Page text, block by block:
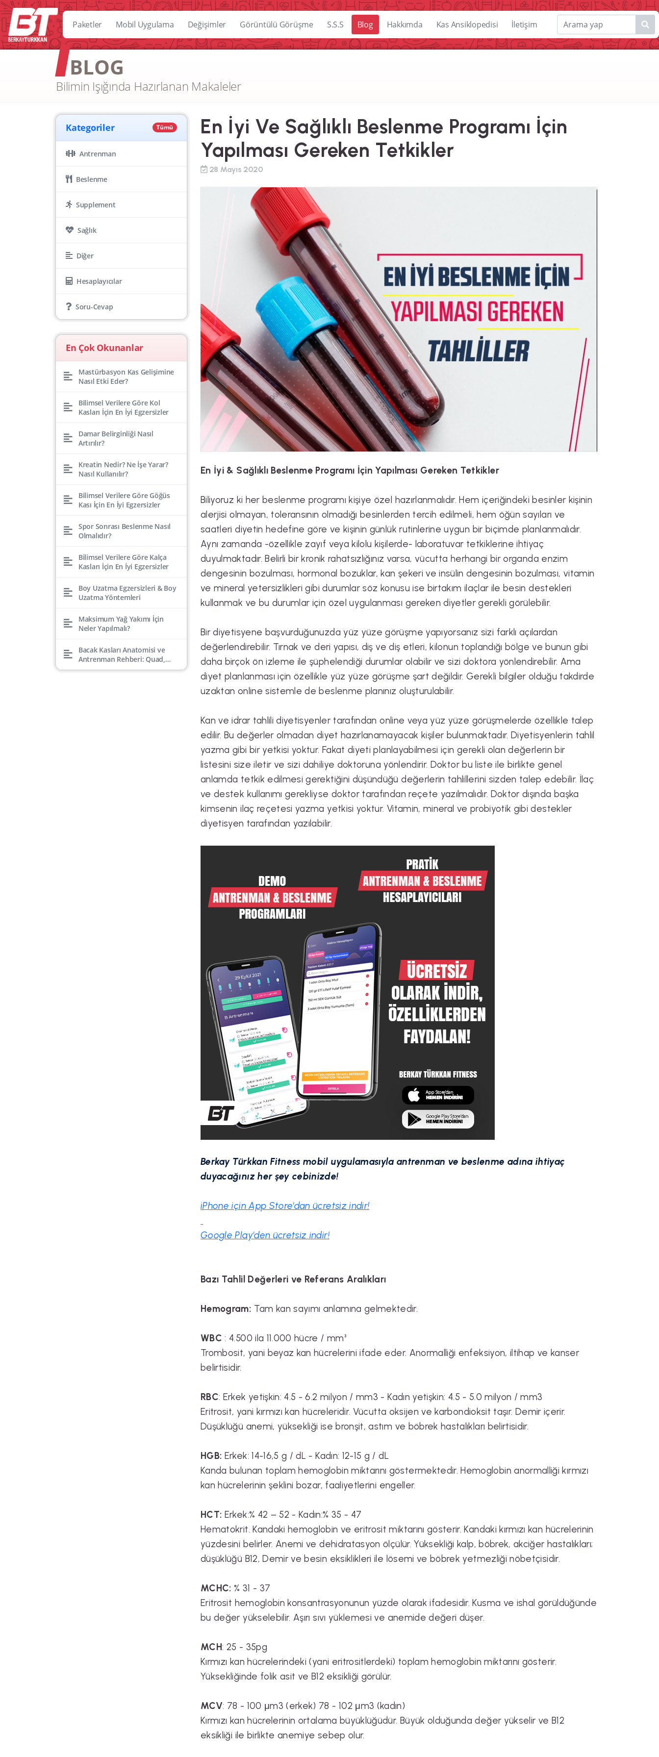
Paketler Mobil Uygulama Değişimler Görüntülü Görüşme S.S.S Blog Hakkımda Kas Ansiklopedisi İletişim
BLOG
Bilimin Işığında Hazırlanan Makaleler
Kategoriler Tümü
Antrenman
Beslenme
Supplement
Sağlık
Diğer
Hesaplayıcılar
Soru-Cevap
En Çok Okunanlar
Mastürbasyon Kas Gelişimine
Nasıl Etki Eder?
Bilimsel Verilere Göre Kol
Kasları İçin En İyi Egzersizler
Damar Belirginliği Nasıl
Artırılır?
Kreatin Nedir? Ne İşe Yarar?
Nasıl Kullanılır?
Bilimsel Verilere Göre Göğüs
Kası İçin En İyi Egzersizler
Spor Sonrası Beslenme Nasıl
Olmalıdır?
Bilimsel Verilere Göre Kalça
Kasları İçin En İyi Egzersizler
Boy Uzatma Egzersizleri & Boy
Uzatma Yöntemleri
Maksimum Yağ Yakımı İçin
Neler Yapılmalı?
Bacak Kasları Anatomisi ve
Antrenman Rehberi: Quad,
Hamstring, Kalf, Gluteal
En İyi Ve Sağlıklı Beslenme Programı İçin
Yapılması Gereken Tetkikler
28 Mayıs 2020
En İyi & Sağlıklı Beslenme Programı İçin Yapılması Gereken Tetkikler
Biliyoruz ki her beslenme programı kişiye özel hazırlanmalıdır. Hem içeriğindeki besinler kişinin
alerjisi olmayan, toleransının olmadığı besinlerden tercih edilmeli, hem öğün sayıları ve
saatleri diyetin hedefine göre ve kişinin günlük rutinlerine uygun bir biçimde planlanmalıdır.
Aynı zamanda -özellikle zayıf veya kilolu kişilerde- laboratuvar tetkiklerine ihtiyaç
duyulmaktadır. Belirli bir kronik rahatsızlığınız varsa, vücutta herhangi bir organda enzim
dengesinin bozulması, hormonal bozuklar, kan şekeri ve insülin dengesinin bozulması, vitamin
ve mineral yetersizlikleri gibi durumlar söz konusu ise birtakım ilaçlar ile besin destekleri
kullanmak ve bu durumlar için özel uygulanması gereken diyetler gerekli görülebilir.
Bir diyetisyene başvurduğunuzda yüz yüze görüşme yapıyorsanız sizi farklı açılardan
değerlendirebilir. Tırnak ve deri yapısı, diş ve diş etleri, kilonun toplandığı bölge ve bunun gibi
daha birçok ön izleme ile şüphelendiği durumlar olabilir ve sizi doktora yönlendirebilir. Ama
diyet planlanması için özellikle yüz yüze görüşme şart değildir. Gerekli bilgiler olduğu takdirde
uzaktan online sistemle de beslenme planınız oluşturulabilir.
Kan ve idrar tahlili diyetisyenler tarafından online veya yüz yüze görüşmelerde özellikle talep
edilir. Bu değerler olmadan diyet hazırlanamayacak kişiler bulunmaktadır. Diyetisyenlerin tahlil
yazma gibi bir yetkisi yoktur. Fakat diyeti planlayabilmesi için gerekli olan değerlerin bir
listesini size iletir ve sizi dahiliye doktoruna yönlendirir. Doktor bu liste ile birlikte genel
anlamda tetkik edilmesi gerektiğini düşündüğü değerlerin tahlillerini sizden talep edebilir. İlaç
ve destek kullanımı gerekliyse doktor tarafından reçete yazılmalıdır. Doktor dışında başka
kimsenin ilaç reçetesi yazma yetkisi yoktur. Vitamin, mineral ve probiyotik gibi destekler
diyetisyen tarafından yazılabilir.
Berkay Türkkan Fitness mobil uygulamasıyla antrenman ve beslenme adına ihtiyaç
duyacağınız her şey cebinizde!
iPhone için App Store'dan ücretsiz indir!
Google Play'den ücretsiz indir!
Bazı Tahlil Değerleri ve Referans Aralıkları
Hemogram: Tam kan sayımı anlamına gelmektedir.
WBC: 4.500 ila 11.000 hücre / mm³
Trombosit, yani beyaz kan hücrelerini ifade eder. Anormalliği enfeksiyon, iltihap ve kanser
belirtisidir.
RBC: Erkek yetişkin: 4.5 - 6.2 milyon / mm3 - Kadın yetişkin: 4.5 - 5.0 milyon / mm3
Eritrosit, yani kırmızı kan hücreleridir. Vücutta oksijen ve karbondioksit taşır. Demir içerir.
Düşüklüğü anemi, yüksekliği ise bronşit, astım ve böbrek hastalıkları belirtisidir.
HGB: Erkek: 14-16,5 g / dL - Kadın: 12-15 g / dL
Kanda bulunan toplam hemoglobin miktarını göstermektedir. Hemoglobin anormalliği kırmızı
kan hücrelerinin şeklini bozar, faaliyetlerini engeller.
HCT: Erkek:% 42 – 52 - Kadın:% 35 - 47
Hematokrit. Kandaki hemoglobin ve eritrosit miktarını gösterir. Kandaki kırmızı kan hücrelerinin
yüzdesini belirler. Anemi ve dehidratasyon ölçülür. Yüksekliği kalp, böbrek, akciğer hastalıkları;
düşüklüğü B12, Demir ve besin eksiklikleri ile lösemi ve böbrek yetmezliği nöbetçisidir.
MCHC: % 31 - 37
Eritrosit hemoglobin konsantrasyonunun yüzde olarak ifadesidir. Kusma ve ishal görüldüğünde
bu değer yükselebilir. Aşırı sıvı yüklemesi ve anemide değeri düşer.
MCH: 25 - 35pg
Kırmızı kan hücrelerindeki (yani eritrositlerdeki) toplam hemoglobin miktarını gösterir.
Yüksekliğinde folik asit ve B12 eksikliği görülür.
MCV: 78 - 100 μm3 (erkek) 78 - 102 μm3 (kadın)
Kırmızı kan hücrelerinin ortalama büyüklüğüdür. Büyük olduğunda değer yükselir ve B12
eksikliği ile birlikte anemiye sebep olur.